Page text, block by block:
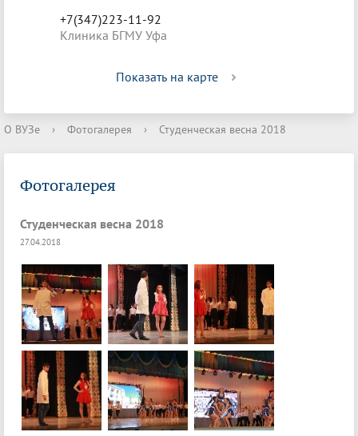
+7(347)223-11-92
Клиника БГМУ Уфа
Показать на карте
О ВУЗе › Фотогалерея › Студенческая весна 2018
Фотогалерея
Студенческая весна 2018
27.04.2018